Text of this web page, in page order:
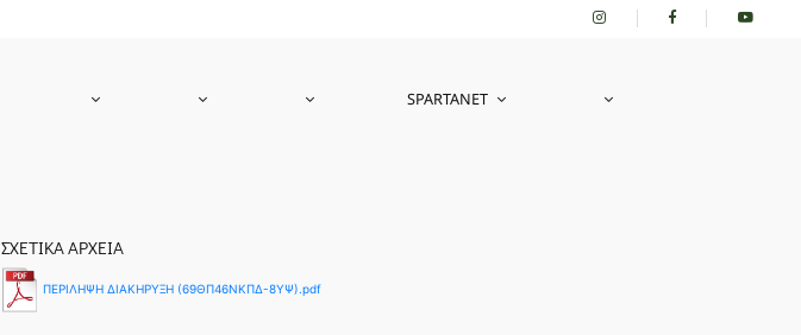
SPARTANET
ΣΧΕΤΙΚΑ ΑΡΧΕΙΑ
ΠΕΡΙΛΗΨΗ ΔΙΑΚΗΡΥΞΗ (69ΘΠ46ΝΚΠΔ-8ΥΨ).pdf